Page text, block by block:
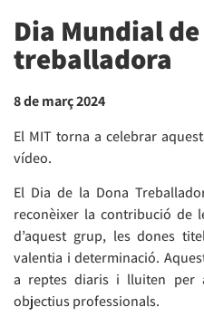
Dia Mundial
treballadora
8 de març 2024
El MIT torna a celebrar
vídeo.
El Dia de la Dona
reconèixer la contribució de
d’aquest grup, les dones
valentia i determinació.
a reptes diaris i lluiten per
objectius professionals.